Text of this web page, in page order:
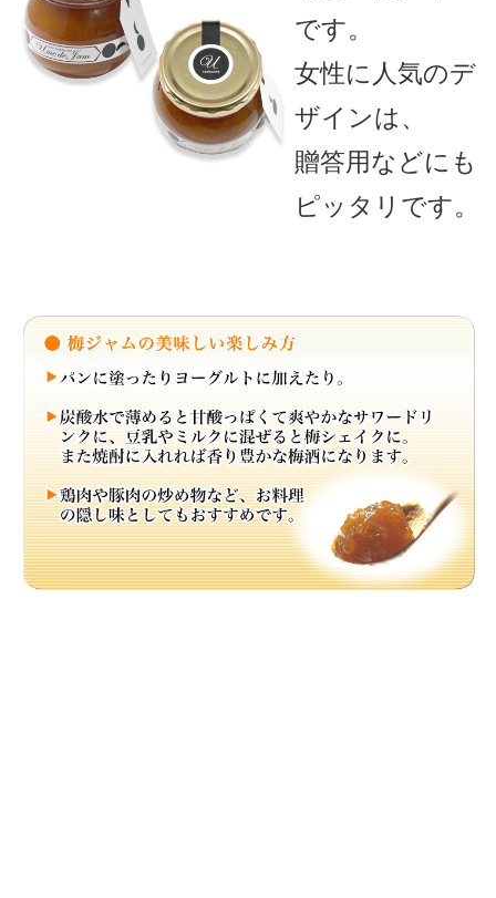
です。
女性に人気のデ
ザインは、
贈答用などにも
ピッタリです。